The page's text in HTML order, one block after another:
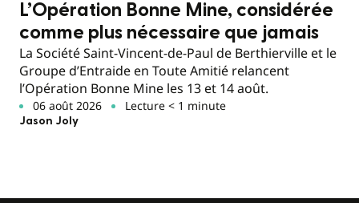
L’Opération Bonne Mine, considérée
comme plus nécessaire que jamais
La Société Saint-Vincent-de-Paul de Berthierville et le
Groupe d’Entraide en Toute Amitié relancent
l’Opération Bonne Mine les 13 et 14 août.
06 août 2026 Lecture < 1 minute
Jason Joly